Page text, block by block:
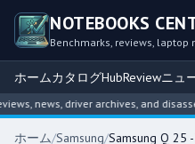
NOTEBOOKS
Benchmarks, reviews, laptop
ホームカタログHubReviewニュ
news, driver archives, and
ホーム/Samsung/Samsung Q 25